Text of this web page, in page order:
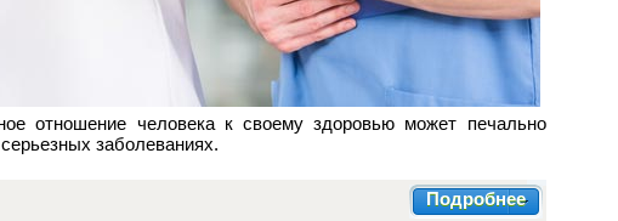
отношение человека к своему здоровью может печально
заболеваниях.
Подробнее